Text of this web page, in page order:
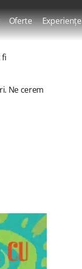
Oferte Experiențe
fi
Ne cerem